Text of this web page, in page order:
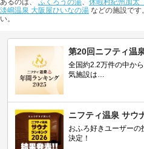
あるのは、 ふくろうの湯、 休暇村紀州加太
淡嶋温泉 大阪屋ひいなの湯 などの施設です
い。
第20回ニフティ温
全国約2.2万件の中か
気施設は…
ニフティ温泉 サウ
おふろ好きユーザー
決定！